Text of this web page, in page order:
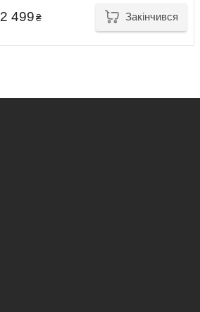
2 499₴ Закінчився